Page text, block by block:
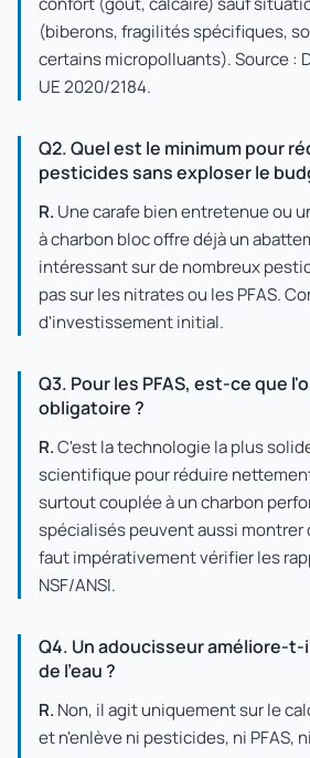
(biberons, fragilités spécifiques,
certains micropolluants). Source :
UE 2020/2184.
Q2. Quel est le minimum pour
pesticides sans exploser le
R. Une carafe bien entretenue ou
à charbon bloc offre déjà un
intéressant sur de nombreux
pas sur les nitrates ou les PFAS.
d'investissement initial.
Q3. Pour les PFAS, est-ce que
obligatoire ?
R.C'est la technologie la plus
scientifique pour réduire
surtout couplée à un charbon
spécialisés peuvent aussi montrer
faut impérativement vérifier les
NSF/ANSI.
Q4. Un adoucisseur améliore-
de l'eau ?
R. Non, il agit uniquement sur le
et n'enlève ni pesticides, ni PFAS,